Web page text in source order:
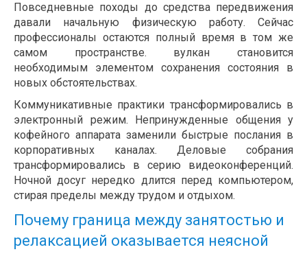
Повседневные походы до средства передвижения
давали начальную физическую работу. Сейчас
профессионалы остаются полный время в том же
самом пространстве. вулкан становится
необходимым элементом сохранения состояния в
новых обстоятельствах.
Коммуникативные практики трансформировались в
электронный режим. Непринужденные общения у
кофейного аппарата заменили быстрые послания в
корпоративных каналах. Деловые собрания
трансформировались в серию видеоконференций.
Ночной досуг нередко длится перед компьютером,
стирая пределы между трудом и отдыхом.
Почему граница между занятостью и
релаксацией оказывается неясной